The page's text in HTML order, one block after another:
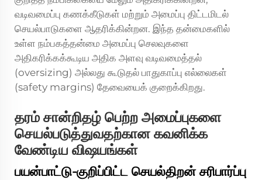
வடிவமைப்பு கணக்கீடுகள் மற்றும் அமைப்பு திட்டமிடல்
செயல்பாடுகளை ஆதரிக்கின்றன. இந்த தன்மைகளில்
உள்ள நம்பகத்தன்மை அமைப்பு செலவுகளை
அதிகரிக்கக்கூடிய அதிக அளவு வடிவமைத்தல்
(oversizing) அல்லது கூடுதல் பாதுகாப்பு எல்லைகள்
(safety margins) தேவையைக் குறைக்கிறது.
தரம் சான்றிதழ் பெற்ற அமைப்புகளை
செயல்படுத்துவதற்கான கவனிக்க
வேண்டிய விஷயங்கள்
பயன்பாட்டு-குறிப்பிட்ட செயல்திறன் சரிபார்ப்பு